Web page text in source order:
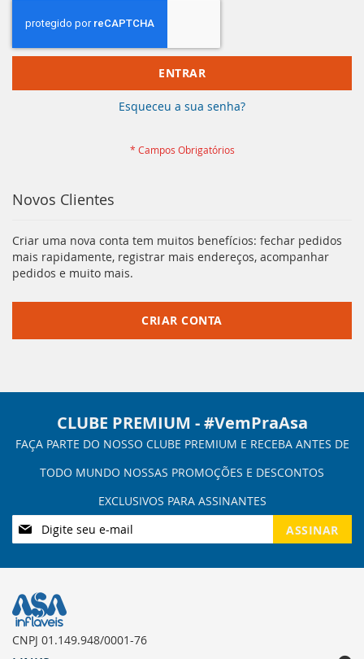
ENTRAR
Esqueceu a sua senha?
Novos Clientes
Criar uma nova conta tem muitos benefícios: fechar pedidos
mais rapidamente, registrar mais endereços, acompanhar
pedidos e muito mais.
CRIAR CONTA
CLUBE PREMIUM - #VemPraAsa
Inscreva-
se
nossa
ASSINAR
CNPJ 01.149.948/0001-76